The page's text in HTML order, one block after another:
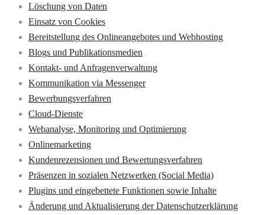
Löschung von Daten
Einsatz von Cookies
Bereitstellung des Onlineangebotes und Webhosting
Blogs und Publikationsmedien
Kontakt- und Anfragenverwaltung
Kommunikation via Messenger
Bewerbungsverfahren
Cloud-Dienste
Webanalyse, Monitoring und Optimierung
Onlinemarketing
Kundenrezensionen und Bewertungsverfahren
Präsenzen in sozialen Netzwerken (Social Media)
Plugins und eingebettete Funktionen sowie Inhalte
Änderung und Aktualisierung der Datenschutzerklärung